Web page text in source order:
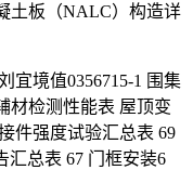
土板（NALC）构造详
宜境值0356715-1 围集
材检测性能表 屋顶变
件强度试验汇总表 69
汇总表 67 门框安装6